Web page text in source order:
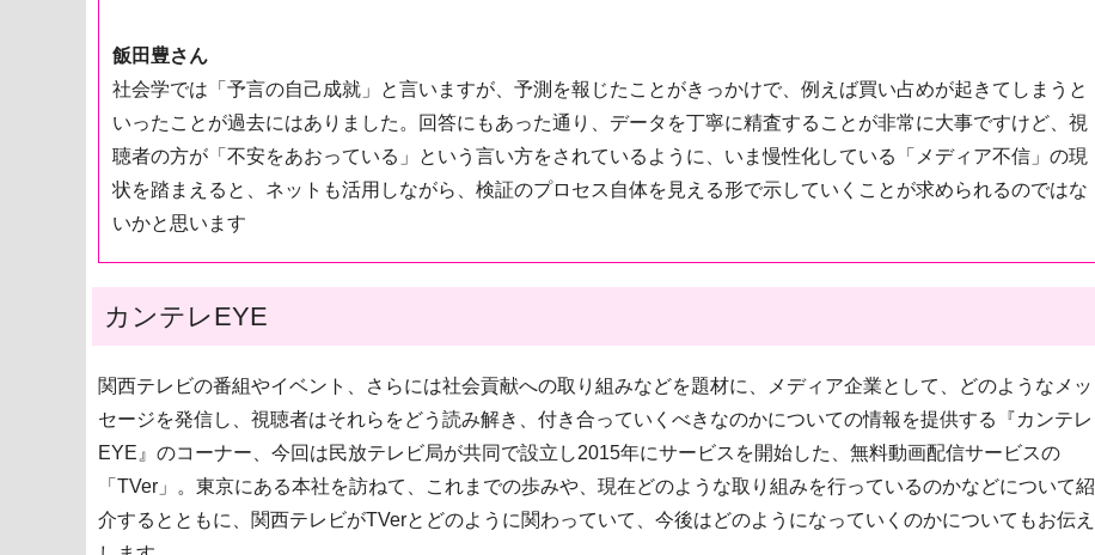
飯田豊さん
社会学では「予言の自己成就」と言いますが、予測を報じたことがきっかけで、例えば買い占めが起きてしまうと
いったことが過去にはありました。回答にもあった通り、データを丁寧に精査することが非常に大事ですけど、視
聴者の方が「不安をあおっている」という言い方をされているように、いま慢性化している「メディア不信」の現
状を踏まえると、ネットも活用しながら、検証のプロセス自体を見える形で示していくことが求められるのではな
いかと思います
カンテレEYE
関西テレビの番組やイベント、さらには社会貢献への取り組みなどを題材に、メディア企業として、どのようなメッ
セージを発信し、視聴者はそれらをどう読み解き、付き合っていくべきなのかについての情報を提供する『カンテレ
EYE』のコーナー、今回は民放テレビ局が共同で設立し2015年にサービスを開始した、無料動画配信サービスの
「TVer」。東京にある本社を訪ねて、これまでの歩みや、現在どのような取り組みを行っているのかなどについて紹
介するとともに、関西テレビがTVerとどのように関わっていて、今後はどのようになっていくのかについてもお伝え